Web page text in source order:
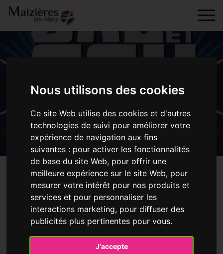
Nous utilisons des cookies
Ce site Web utilise des cookies et d'autres
technologies de suivi pour améliorer votre
expérience de navigation aux fins
suivantes : pour activer les fonctionnalités
de base du site Web, pour offrir une
meilleure expérience sur le site Web, pour
mesurer votre intérêt pour nos produits et
services et pour personnaliser les
interactions marketing, pour diffuser des
publicités plus pertinentes pour vous.
J'accepte
Skip to content
principal
Maizières les Metz Ma ville
Les grands rendez-
vous
Fête Nationale
Fête Nationale
Date de l'évènement : 13 Juil
Date : Lundi 13 juillet